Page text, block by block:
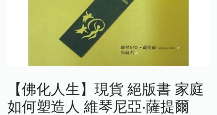
【佛化人生】現貨 絕版書 家庭
如何塑造人 維琴尼亞‧薩提爾